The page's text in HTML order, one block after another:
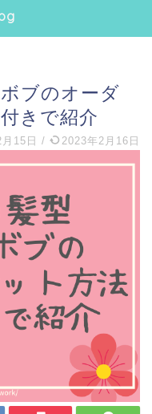
ブのオーダ
きで紹介
15日 / 2023年2月16日